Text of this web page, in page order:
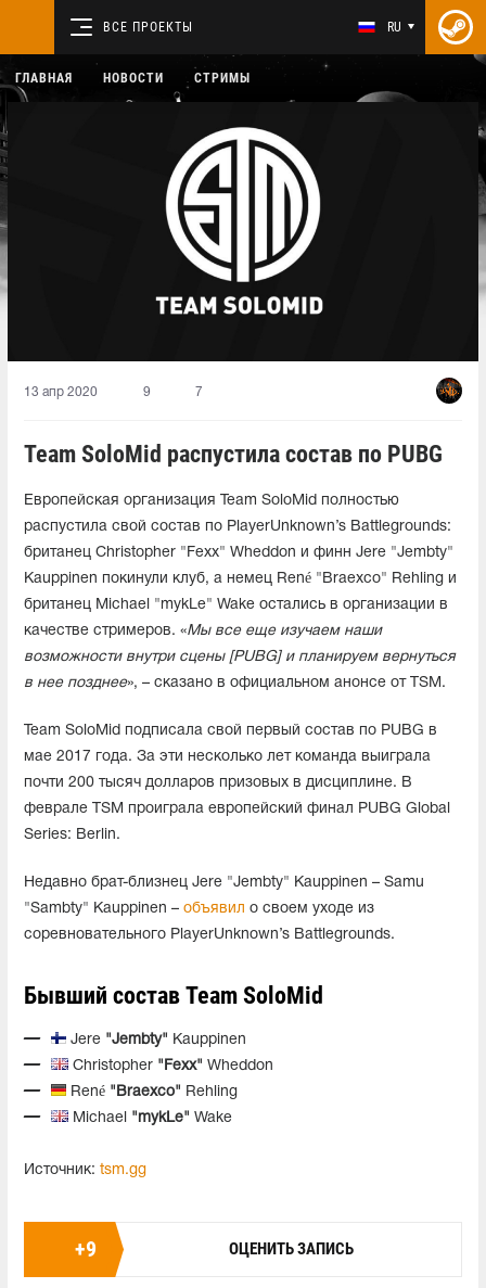
ВСЕ ПРОЕКТЫ RU
ГЛАВНАЯ НОВОСТИ СТРИМЫ
13 апр 2020 9 7
Team SoloMid распустила состав по PUBG
Европейская организация Team SoloMid полностью
распустила свой состав по PlayerUnknown’s Battlegrounds:
британец Christopher "Fexx" Wheddon и финн Jere "Jembty"
Kauppinen покинули клуб, а немец René "Braexco" Rehling и
британец Michael "mykLe" Wake остались в организации в
качестве стримеров. «Мы все еще изучаем наши
возможности внутри сцены [PUBG] и планируем вернуться
в нее позднее», – сказано в официальном анонсе от TSM.
Team SoloMid подписала свой первый состав по PUBG в
мае 2017 года. За эти несколько лет команда выиграла
почти 200 тысяч долларов призовых в дисциплине. В
феврале TSM проиграла европейский финал PUBG Global
Series: Berlin.
Недавно брат-близнец Jere "Jembty" Kauppinen – Samu
"Sambty" Kauppinen – объявил о своем уходе из
соревновательного PlayerUnknown’s Battlegrounds.
Бывший состав Team SoloMid
Jere "Jembty" Kauppinen
Christopher "Fexx" Wheddon
René "Braexco" Rehling
Michael "mykLe" Wake
Источник: tsm.gg
+9 ОЦЕНИТЬ ЗАПИСЬ